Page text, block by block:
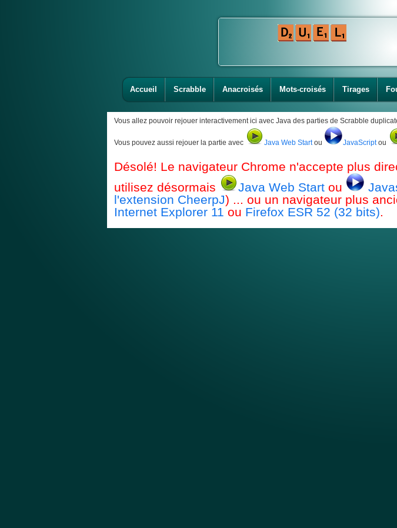
Accueil Scrabble Anacroisés Mots-croisés Tirages
Vous allez pouvoir rejouer interactivement ici avec Java des parties de Scrabble
Vous pouvez aussi rejouer la partie avec Java Web Startou JavaScriptou
Désolé! Le navigateur Chrome n'accepte plus
utilisez désormais
Java Web Start ou
l'extension CheerpJ) ... ou un navigateur plus
Internet Explorer 11 ou Firefox ESR 52 (32 bits).